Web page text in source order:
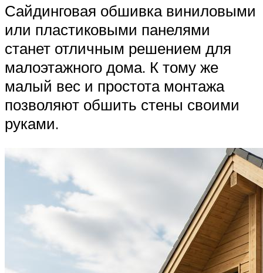
Сайдинговая обшивка виниловыми
или пластиковыми панелями
станет отличным решением для
малоэтажного дома. К тому же
малый вес и простота монтажа
позволяют обшить стены своими
руками.